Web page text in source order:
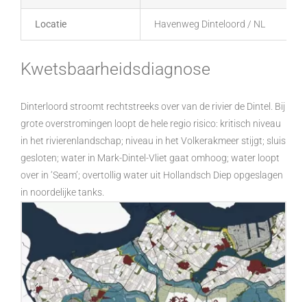
Locatie Havenweg Dinteloord / NL
Kwetsbaarheidsdiagnose
Dinterloord stroomt rechtstreeks over van de rivier de Dintel. Bij
grote overstromingen loopt de hele regio risico: kritisch niveau
in het rivierenlandschap; niveau in het Volkerakmeer stijgt; sluis
gesloten; water in Mark-Dintel-Vliet gaat omhoog; water loopt
over in ‘Seam’; overtollig water uit Hollandsch Diep opgeslagen
in noordelijke tanks.